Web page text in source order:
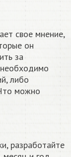
свое мнение,
он
за
либо
можно
разработайте